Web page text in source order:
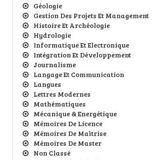
Géologie
Gestion Des Projets Et Management
Histoire Et Archéologie
Hydrologie
Informatique Et Electronique
Intégration Et Développement
Journalisme
Langage Et Communication
Langues
Lettres Modernes
Mathématiques
Mécanique & Energétique
Mémoires De Licence
Mémoires De Maîtrise
Mémoires De Master
Non Classé